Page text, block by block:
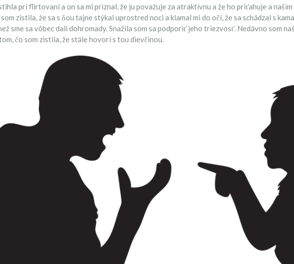
pri flirtovaní a on sa mi priznal, že ju považuje za atraktívnu a že ho priťahuje a
zistila, že sa s ňou tajne stýkal uprostred noci a klamal mi do očí, že sa schádzal s
sme sa vôbec dali dohromady. Snažila som sa podporiť jeho triezvosť. Nedávno som
čo som zistila, že stále hovorí s tou dievčinou.